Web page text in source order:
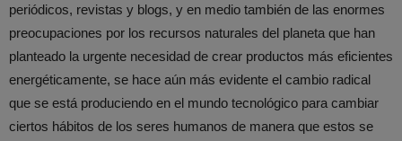
periódicos, revistas y blogs, y en medio también de las enormes
preocupaciones por los recursos naturales del planeta que han
planteado la urgente necesidad de crear productos más eficientes
energéticamente, se hace aún más evidente el cambio radical
que se está produciendo en el mundo tecnológico para cambiar
ciertos hábitos de los seres humanos de manera que estos se